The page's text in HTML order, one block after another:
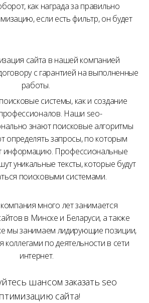
как награда за правильно
если есть фильтр, он будет
сайта в нашей компанией
с гарантией на выполненные
работы.
системы, как и создание
Наши seo-
знают поисковые алгоритмы
определять запросы, по которым
информацию. Профессиональные
уникальные тексты, которые будут
поисковыми системами.
много лет занимается
в Минске и Беларуси, а также
мы занимаем лидирующие позиции,
коллегами по деятельности в сети
интернет.
шансом заказать seo
сайта!